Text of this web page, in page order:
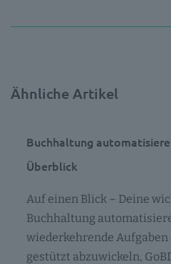
Ähnliche Artikel
Buchhaltung
Überblick
Auf einen Blick – Deine
Buchhaltung
wiederkehrende
gestützt abzuwickeln,